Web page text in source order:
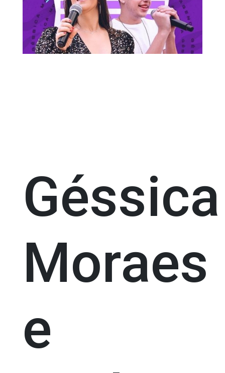
Géssica
Moraes
e